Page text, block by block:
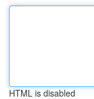
HTML is disabled